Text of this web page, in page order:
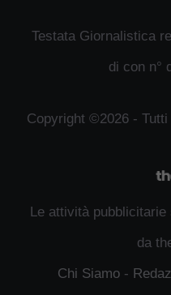
Testata Giornalistica
di con n°
Copyright ©2026 -
Le attività
da
Chi Siamo-